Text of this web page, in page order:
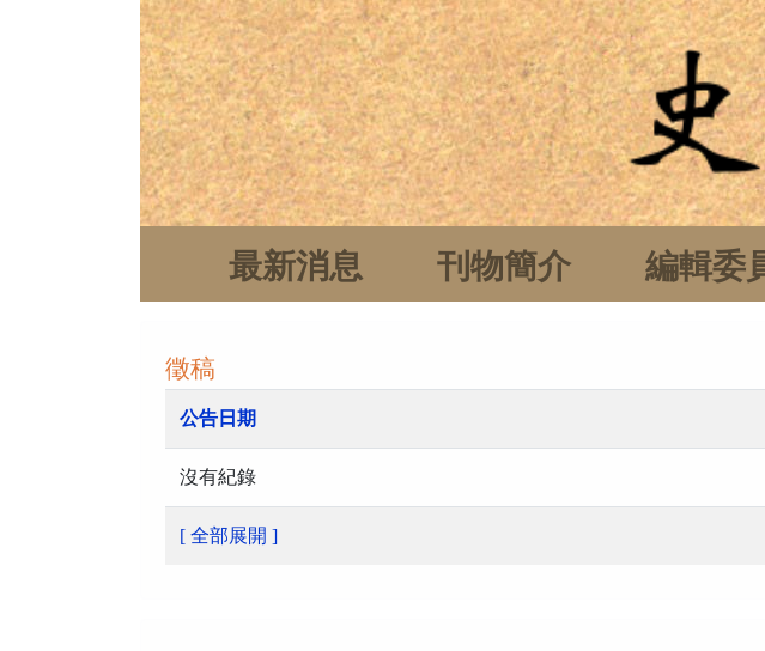
最新消息 刊物簡介 編輯委
徵稿
公告日期
沒有紀錄
[ 全部展開 ]